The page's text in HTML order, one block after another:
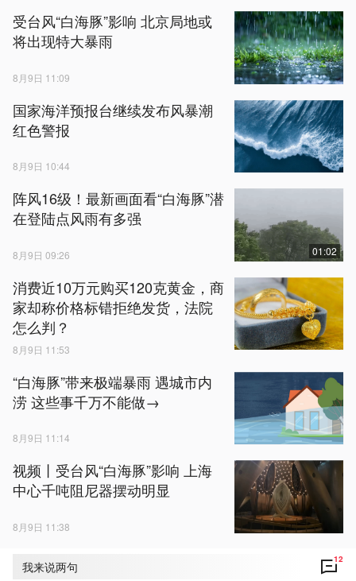
我来说两句 12
受台风“白海豚”影响 北京局地或
将出现特大暴雨
8月9日 11:09
国家海洋预报台继续发布风暴潮
红色警报
8月9日 10:44
阵风16级！最新画面看“白海豚”潜
在登陆点风雨有多强
8月9日 09:26 01:02
消费近10万元购买120克黄金，商
家却称价格标错拒绝发货，法院
怎么判？
8月9日 11:53
“白海豚”带来极端暴雨 遇城市内
涝 这些事千万不能做→
8月9日 11:14
视频丨受台风“白海豚”影响 上海
中心千吨阻尼器摆动明显
8月9日 11:38